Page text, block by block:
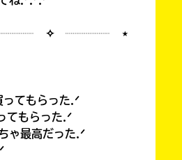
✧ ┈┈┈┈ ⋆
てもらった.ᐟ
てもらった.ᐟ
ゃ最高だった.ᐟ